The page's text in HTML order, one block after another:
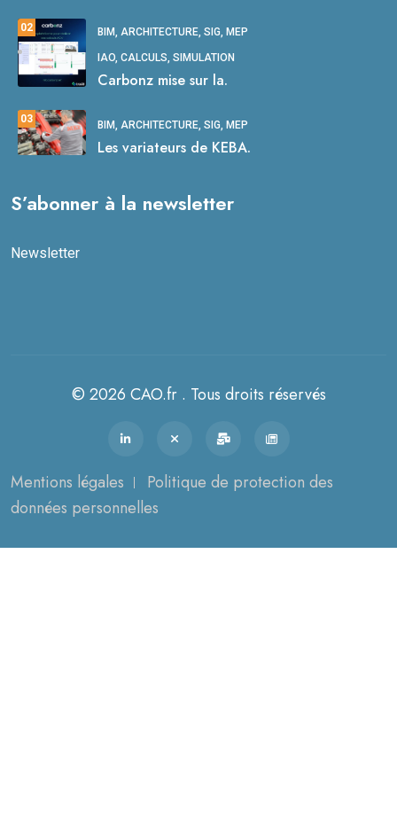
02 BIM, ARCHITECTURE, SIG, MEP
IAO, CALCULS, SIMULATION
Carbonz mise sur la.
03 BIM, ARCHITECTURE, SIG, MEP
Les variateurs de KEBA.
S’abonner à la newsletter
Newsletter
© 2026 CAO.fr . Tous droits réservés
Mentions légales
Politique de protection des
données personnelles